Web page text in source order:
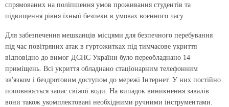
спрямованих на поліпшення умов проживання студентів та
підвищення рівня їхньої безпеки в умовах воєнного часу.
Для забезпечення мешканців місцями для безпечного перебування
під час повітряних атак в гуртожитках під тимчасове укриття
відповідно до вимог ДСНС України було переобладнано 14
приміщень. Всі укриття обладнано стаціонарним телефонним
зв'язком і бездротовим доступом до мережі Інтернет. У них постійно
поповнюється запас свіжої води. На випадок виникнення завалів
вони також укомплектовані необхідними ручними інструментами.